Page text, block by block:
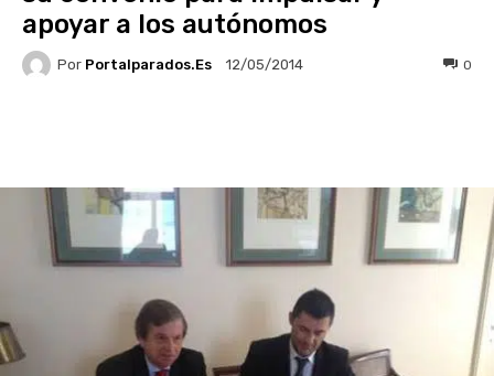
apoyar a los autónomos
Por Portalparados.es 12/05/2014 0